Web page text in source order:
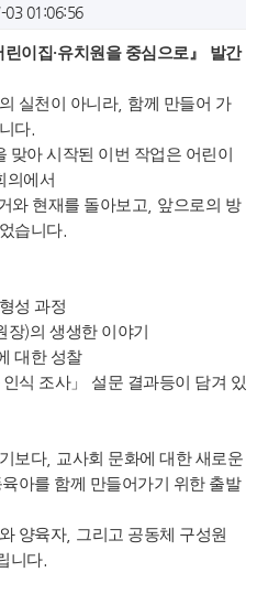
03 01:06:56
린이집·유치원을 중심으로 』 발간
실천이 아니라, 함께 만들어 가
다.
맞아 시작된 이번 작업은 어린이
의에서
와 현재를 돌아보고
앞으로의 방
습니다.
성 과정
장)의 생생한 이야기
대한 성찰
식 조사」 설문 결과등이 담겨 있
보다,
교사회 문화에 대한 새로운
아를 함께 만들어가기 위한 출발
양육자,
그리고 공동체 구성원
니다.